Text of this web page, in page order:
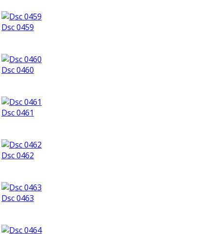
Dsc 0459
Dsc 0460
Dsc 0461
Dsc 0462
Dsc 0463